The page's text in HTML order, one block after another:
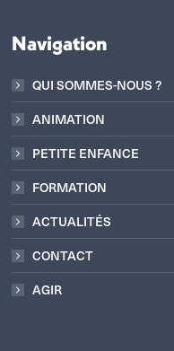
Navigation
QUI SOMMES-NOUS ?
ANIMATION
PETITE ENFANCE
FORMATION
ACTUALITÉS
CONTACT
AGIR